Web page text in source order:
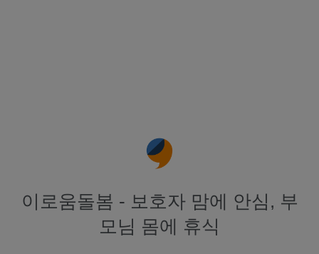
이로움돌봄 - 보호자 맘에 안심, 부
모님 몸에 휴식